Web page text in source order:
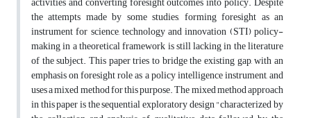
the attempts made by some studies, forming foresight as an
instrument for science, technology and innovation (STI) policy-
making in a theoretical framework is still lacking in the literature
of the subject. This paper tries to bridge the existing gap, with an
emphasis on foresight role as a policy intelligence instrument, and
uses a mixed method for this purpose. The mixed method approach
in this paper is the sequential exploratory design "characterized by